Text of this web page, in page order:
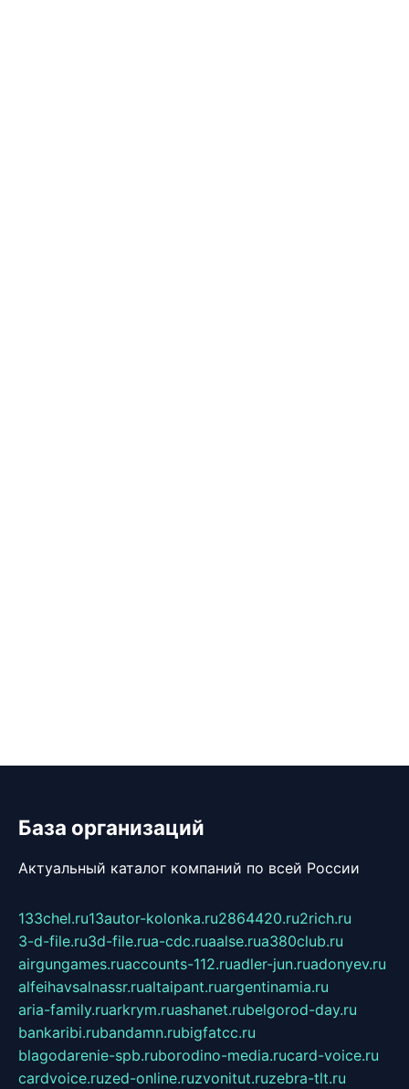
База организаций
Актуальный каталог компаний по всей России
133chel.ru13autor-kolonka.ru2864420.ru2rich.ru
3-d-file.ru3d-file.rua-cdc.ruaalse.rua380club.ru
airgungames.ruaccounts-112.ruadler-jun.ruadonyev.ru
alfeihavsalnassr.rualtaipant.ruargentinamia.ru
aria-family.ruarkrym.ruashanet.rubelgorod-day.ru
bankaribi.rubandamn.rubigfatcc.ru
blagodarenie-spb.ruborodino-media.rucard-voice.ru
cardvoice.ruzed-online.ruzvonitut.ruzebra-tlt.ru